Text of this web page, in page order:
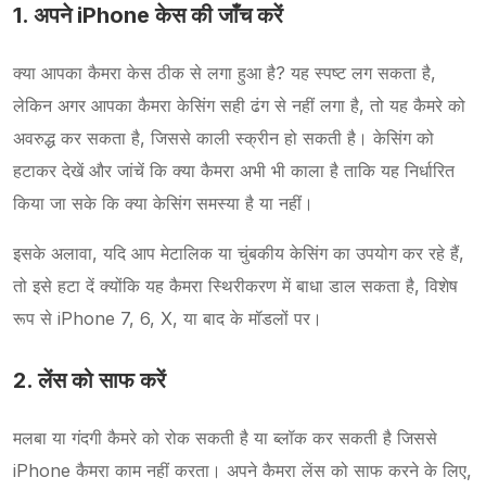
1. अपने iPhone केस की जाँच करें
क्या आपका कैमरा केस ठीक से लगा हुआ है? यह स्पष्ट लग सकता है,
लेकिन अगर आपका कैमरा केसिंग सही ढंग से नहीं लगा है, तो यह कैमरे को
अवरुद्ध कर सकता है, जिससे काली स्क्रीन हो सकती है। केसिंग को
हटाकर देखें और जांचें कि क्या कैमरा अभी भी काला है ताकि यह निर्धारित
किया जा सके कि क्या केसिंग समस्या है या नहीं।
इसके अलावा, यदि आप मेटालिक या चुंबकीय केसिंग का उपयोग कर रहे हैं,
तो इसे हटा दें क्योंकि यह कैमरा स्थिरीकरण में बाधा डाल सकता है, विशेष
रूप से iPhone 7, 6, X, या बाद के मॉडलों पर।
2. लेंस को साफ करें
मलबा या गंदगी कैमरे को रोक सकती है या ब्लॉक कर सकती है जिससे
iPhone कैमरा काम नहीं करता। अपने कैमरा लेंस को साफ करने के लिए,